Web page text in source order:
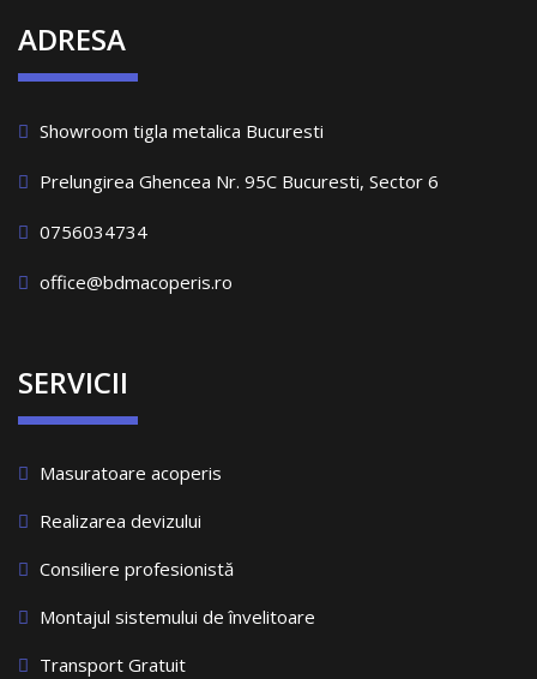
ADRESA
Showroom tigla metalica Bucuresti
Prelungirea Ghencea Nr. 95C Bucuresti, Sector 6
0756034734
office@bdmacoperis.ro
SERVICII
Masuratoare acoperis
Realizarea devizului
Consiliere profesionistă
Montajul sistemului de învelitoare
Transport Gratuit